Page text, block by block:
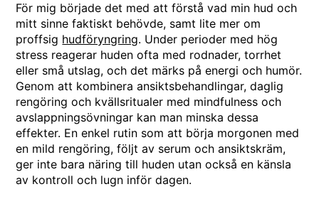
För mig började det med att förstå vad min hud och
mitt sinne faktiskt behövde, samt lite mer om
proffsig hudföryngring. Under perioder med hög
stress reagerar huden ofta med rodnader, torrhet
eller små utslag, och det märks på energi och humör.
Genom att kombinera ansiktsbehandlingar, daglig
rengöring och kvällsritualer med mindfulness och
avslappningsövningar kan man minska dessa
effekter. En enkel rutin som att börja morgonen med
en mild rengöring, följt av serum och ansiktskräm,
ger inte bara näring till huden utan också en känsla
av kontroll och lugn inför dagen.